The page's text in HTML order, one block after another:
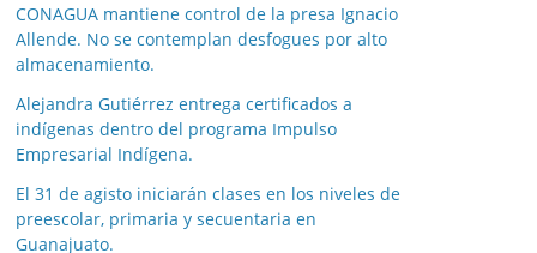
CONAGUA mantiene control de la presa Ignacio
Allende. No se contemplan desfogues por alto
almacenamiento.
Alejandra Gutiérrez entrega certificados a
indígenas dentro del programa Impulso
Empresarial Indígena.
El 31 de agisto iniciarán clases en los niveles de
preescolar, primaria y secuentaria en
Guanajuato.